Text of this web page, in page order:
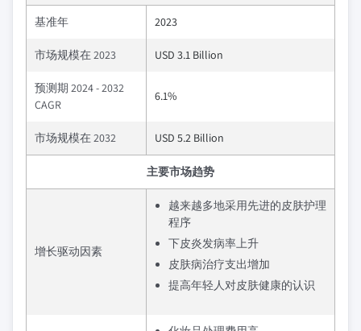
基准年 2023
市场规模在 2023 USD 3.1 Billion
预测期 2024 - 2032
CAGR
6.1%
市场规模在 2032 USD 5.2 Billion
主要市场趋势
增长驱动因素
越来越多地采用先进的皮肤护理
程序
下皮炎发病率上升
皮肤病治疗支出增加
提高年轻人对皮肤健康的认识